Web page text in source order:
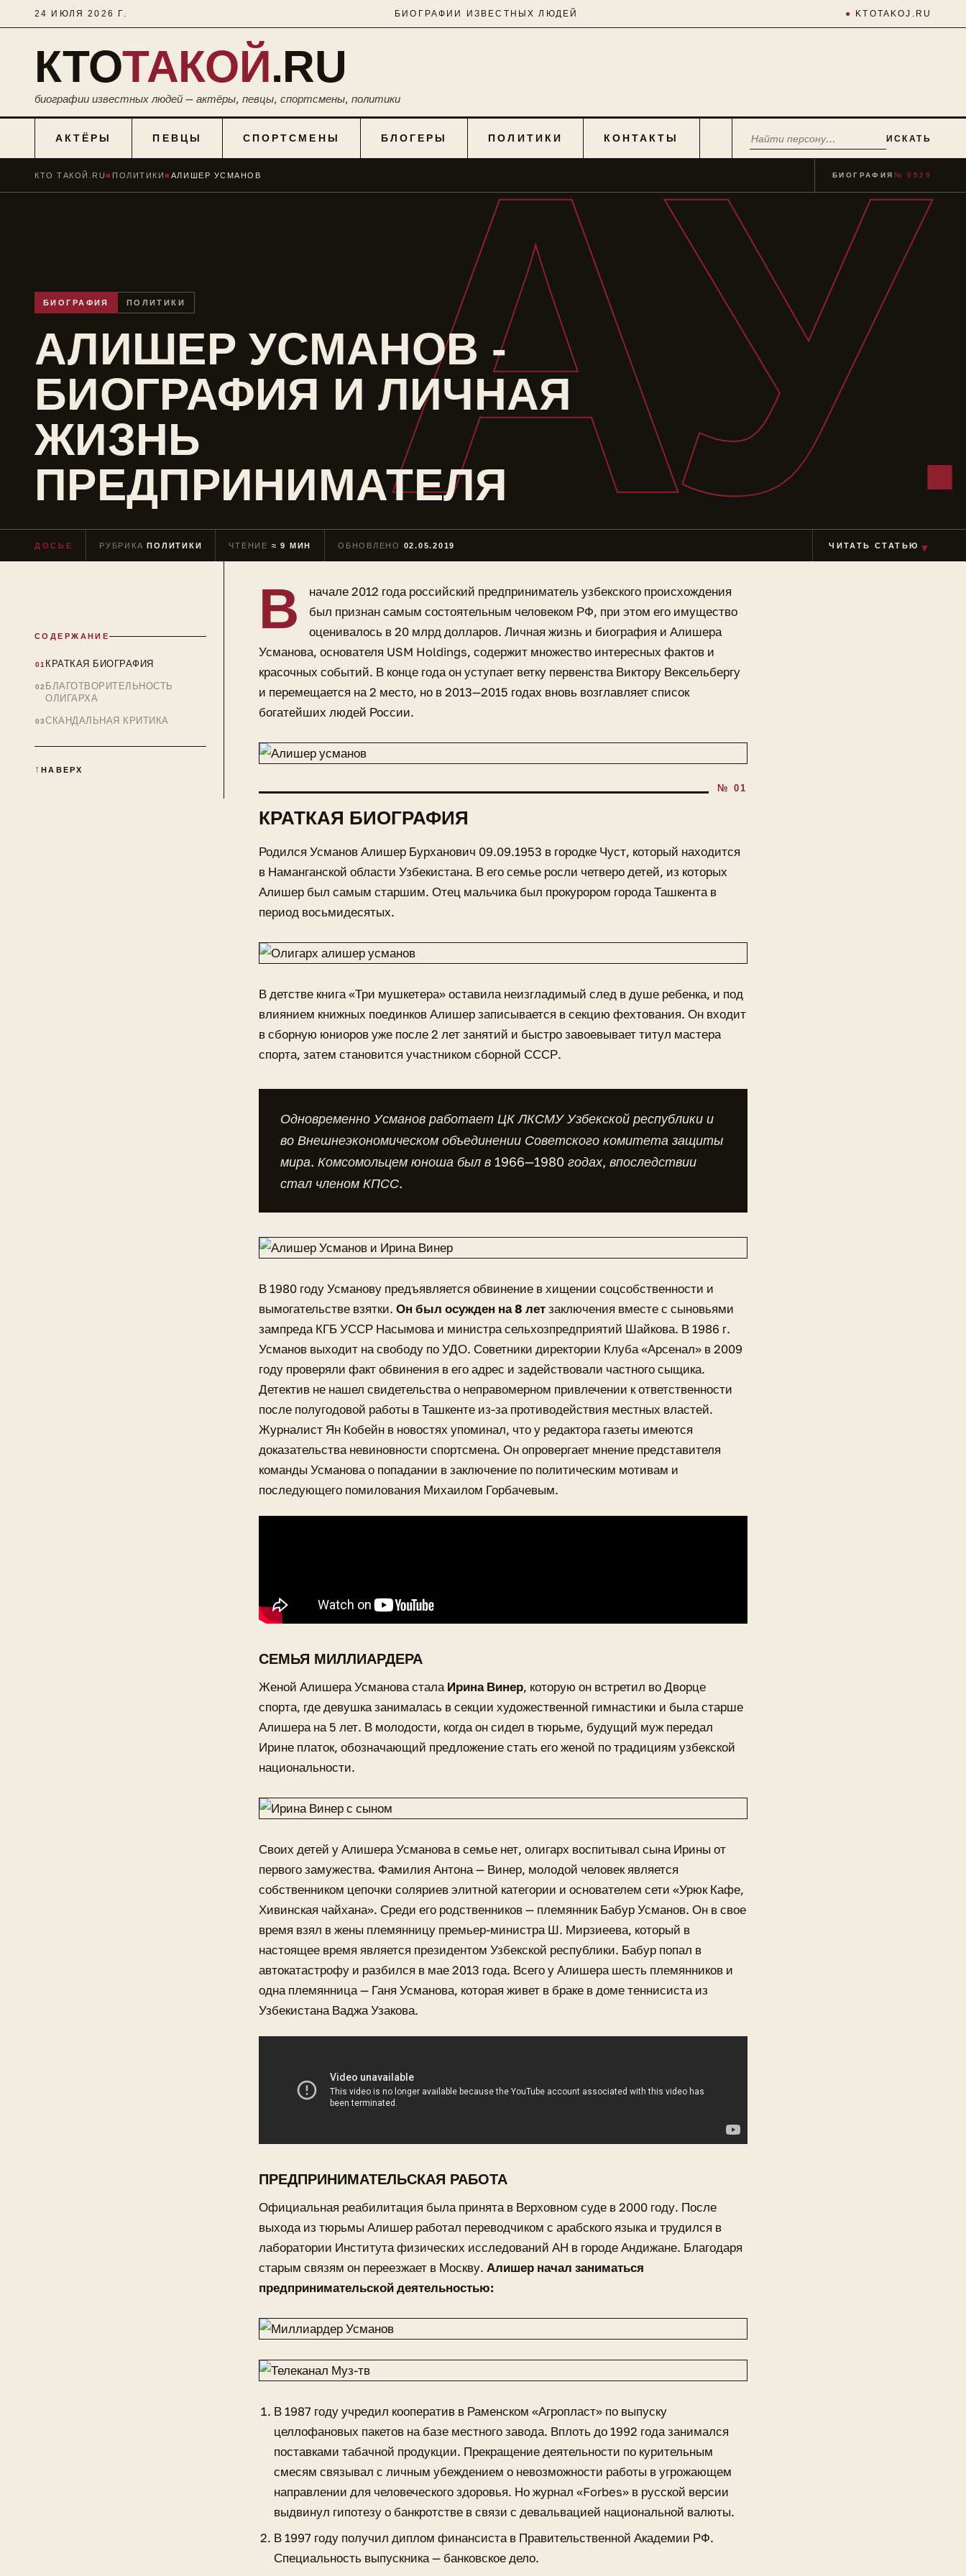
24 ИЮЛЯ 2026 Г. БИОГРАФИИ ИЗВЕСТНЫХ ЛЮДЕЙ ● KTOTAKOJ.RU
КТОТАКОЙ.RU
биографии известных людей — актёры, певцы, спортсмены, политики
АКТЁРЫ ПЕВЦЫ СПОРТСМЕНЫ БЛОГЕРЫ ПОЛИТИКИ КОНТАКТЫ ИСКАТЬ
АУ
КТО ТАКОЙ.RU■ ПОЛИТИКИ■ АЛИШЕР УСМАНОВ БИОГРАФИЯ № 0529
БИОГРАФИЯ ПОЛИТИКИ
АЛИШЕР УСМАНОВ -
БИОГРАФИЯ И ЛИЧНАЯ
ЖИЗНЬ
ПРЕДПРИНИМАТЕЛЯ
ДОСЬЕ РУБРИКАПОЛИТИКИ ЧТЕНИЕ ≈ 9 МИН ОБНОВЛЕНО 02.05.2019 ЧИТАТЬ СТАТЬЮ ▼
СОДЕРЖАНИЕ
КРАТКАЯ БИОГРАФИЯ
БЛАГОТВОРИТЕЛЬНОСТЬ
ОЛИГАРХА
СКАНДАЛЬНАЯ КРИТИКА
НАВЕРХ
В
начале 2012 года российский предприниматель узбекского происхождения
был признан самым состоятельным человеком РФ, при этом его имущество
оценивалось в 20 млрд долларов. Личная жизнь и биография и Алишера
Усманова, основателя USM Holdings, содержит множество интересных фактов и
красочных событий. В конце года он уступает ветку первенства Виктору Вексельбергу
и перемещается на 2 место, но в 2013—2015 годах вновь возглавляет список
богатейших людей России.
КРАТКАЯ БИОГРАФИЯ
Родился Усманов Алишер Бурханович 09.09.1953 в городке Чуст, который находится
в Наманганской области Узбекистана. В его семье росли четверо детей, из которых
Алишер был самым старшим. Отец мальчика был прокурором города Ташкента в
период восьмидесятых.
В детстве книга «Три мушкетера» оставила неизгладимый след в душе ребенка, и под
влиянием книжных поединков Алишер записывается в секцию фехтования. Он входит
в сборную юниоров уже после 2 лет занятий и быстро завоевывает титул мастера
спорта, затем становится участником сборной СССР.
Одновременно Усманов работает ЦК ЛКСМУ Узбекской республики и
во Внешнеэкономическом объединении Советского комитета защиты
мира. Комсомольцем юноша был в 1966—1980 годах, впоследствии
стал членом КПСС.
В 1980 году Усманову предъявляется обвинение в хищении соцсобственности и
вымогательстве взятки. Он был осужден на 8 лет заключения вместе с сыновьями
зампреда КГБ УССР Насымова и министра сельхозпредприятий Шайкова. В 1986 г.
Усманов выходит на свободу по УДО. Советники директории Клуба «Арсенал» в 2009
году проверяли факт обвинения в его адрес и задействовали частного сыщика.
Детектив не нашел свидетельства о неправомерном привлечении к ответственности
после полугодовой работы в Ташкенте из-за противодействия местных властей.
Журналист Ян Кобейн в новостях упоминал, что у редактора газеты имеются
доказательства невиновности спортсмена. Он опровергает мнение представителя
команды Усманова о попадании в заключение по политическим мотивам и
последующего помилования Михаилом Горбачевым.
СЕМЬЯ МИЛЛИАРДЕРА
Женой Алишера Усманова стала Ирина Винер, которую он встретил во Дворце
спорта, где девушка занималась в секции художественной гимнастики и была старше
Алишера на 5 лет. В молодости, когда он сидел в тюрьме, будущий муж передал
Ирине платок, обозначающий предложение стать его женой по традициям узбекской
национальности.
Своих детей у Алишера Усманова в семье нет, олигарх воспитывал сына Ирины от
первого замужества. Фамилия Антона — Винер, молодой человек является
собственником цепочки соляриев элитной категории и основателем сети «Урюк Кафе,
Хивинская чайхана». Среди его родственников — племянник Бабур Усманов. Он в свое
время взял в жены племянницу премьер-министра Ш. Мирзиеева, который в
настоящее время является президентом Узбекской республики. Бабур попал в
автокатастрофу и разбился в мае 2013 года. Всего у Алишера шесть племянников и
одна племянница — Ганя Усманова, которая живет в браке в доме теннисиста из
Узбекистана Ваджа Узакова.
ПРЕДПРИНИМАТЕЛЬСКАЯ РАБОТА
Официальная реабилитация была принята в Верховном суде в 2000 году. После
выхода из тюрьмы Алишер работал переводчиком с арабского языка и трудился в
лаборатории Института физических исследований АН в городе Андижане. Благодаря
старым связям он переезжает в Москву. Алишер начал заниматься
предпринимательской деятельностью:
В 1987 году учредил кооператив в Раменском «Агропласт» по выпуску
целлофановых пакетов на базе местного завода. Вплоть до 1992 года занимался
поставками табачной продукции. Прекращение деятельности по курительным
смесям связывал с личным убеждением о невозможности работы в угрожающем
направлении для человеческого здоровья. Но журнал «Forbes» в русской версии
выдвинул гипотезу о банкротстве в связи с девальвацией национальной валюты.
В 1997 году получил диплом финансиста в Правительственной Академии РФ.
Специальность выпускника — банковское дело.